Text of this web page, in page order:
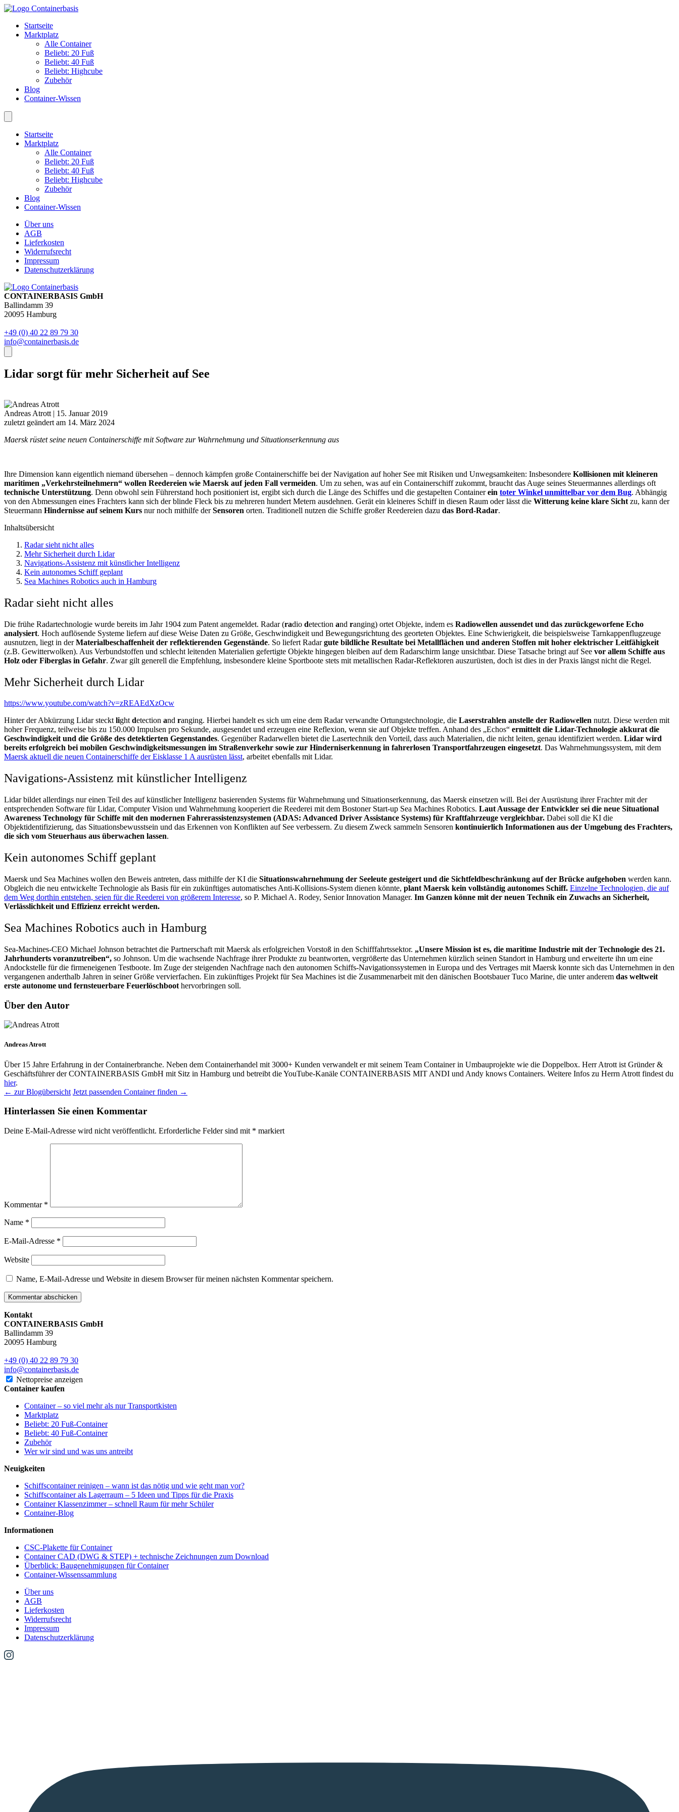
Startseite
Marktplatz
Alle Container
Beliebt: 20 Fuß
Beliebt: 40 Fuß
Beliebt: Highcube
Zubehör
Blog
Container-Wissen
Startseite
Marktplatz
Alle Container
Beliebt: 20 Fuß
Beliebt: 40 Fuß
Beliebt: Highcube
Zubehör
Blog
Container-Wissen
Über uns
AGB
Lieferkosten
Widerrufsrecht
Impressum
Datenschutzerklärung
CONTAINERBASIS GmbH
Ballindamm 39
20095 Hamburg
+49 (0) 40 22 89 79 30
info@containerbasis.de
Lidar sorgt für mehr Sicherheit auf See
Andreas Atrott | 15. Januar 2019
zuletzt geändert am 14. März 2024
Maersk rüstet seine neuen Containerschiffe mit Software zur Wahrnehmung und Situationserkennung aus
Ihre Dimension kann eigentlich niemand übersehen – dennoch kämpfen große Containerschiffe bei der Navigation auf hoher See mit Risiken und Unwegsamkeiten: Insbesondere Kollisionen mit kleineren
maritimen „Verkehrsteilnehmern“ wollen Reedereien wie Maersk auf jeden Fall vermeiden. Um zu sehen, was auf ein Containerschiff zukommt, braucht das Auge seines Steuermannes allerdings oft
technische Unterstützung. Denn obwohl sein Führerstand hoch positioniert ist, ergibt sich durch die Länge des Schiffes und die gestapelten Containerein toter Winkel unmittelbar vor dem Bug. Abhängig
von den Abmessungen eines Frachters kann sich der blinde Fleck bis zu mehreren hundert Metern ausdehnen. Gerät ein kleineres Schiff in diesen Raum oder lässt die Witterung keine klare Sicht zu, kann der
Steuermann Hindernisse auf seinem Kurs nur noch mithilfe derSensoren orten. Traditionell nutzen die Schiffe großer Reedereien dazu das Bord-Radar.
Inhaltsübersicht
Radar sieht nicht alles
Mehr Sicherheit durch Lidar
Navigations-Assistenz mit künstlicher Intelligenz
Kein autonomes Schiff geplant
Sea Machines Robotics auch in Hamburg
Radar sieht nicht alles
Die frühe Radartechnologie wurde bereits im Jahr 1904 zum Patent angemeldet. Radar (radio detection and ranging) ortet Objekte, indem es Radiowellen aussendet und das zurückgeworfene Echo
analysiert. Hoch auflösende Systeme liefern auf diese Weise Daten zu Größe, Geschwindigkeit und Bewegungsrichtung des georteten Objektes. Eine Schwierigkeit, die beispielsweise Tarnkappenflugzeuge
ausnutzen, liegt in derMaterialbeschaffenheit der reflektierenden Gegenstände. So liefert Radargute bildliche Resultate bei Metallflächen und anderen Stoffen mit hoher elektrischer Leitfähigkeit
(z.B. Gewitterwolken). Aus Verbundstoffen und schlecht leitenden Materialien gefertigte Objekte hingegen bleiben auf dem Radarschirm lange unsichtbar. Diese Tatsache bringt auf See vor allem Schiffe aus
Holz oder Fiberglas in Gefahr. Zwar gilt generell die Empfehlung, insbesondere kleine Sportboote stets mit metallischen Radar-Reflektoren auszurüsten, doch ist dies in der Praxis längst nicht die Regel.
Mehr Sicherheit durch Lidar
https://www.youtube.com/watch?v=zREAEdXzOcw
Hinter der Abkürzung Lidar stecktlightdetection and ranging. Hierbei handelt es sich um eine dem Radar verwandte Ortungstechnologie, die Laserstrahlen anstelle der Radiowellen nutzt. Diese werden mit
hoher Frequenz, teilweise bis zu 150.000 Impulsen pro Sekunde, ausgesendet und erzeugen eine Reflexion, wenn sie auf Objekte treffen. Anhand des „Echos“ ermittelt die Lidar-Technologie akkurat die
Geschwindigkeit und die Größe des detektierten Gegenstandes. Gegenüber Radarwellen bietet die Lasertechnik den Vorteil, dass auch Materialien, die nicht leiten, genau identifiziert werden. Lidar wird
bereits erfolgreich bei mobilen Geschwindigkeitsmessungen im Straßenverkehr sowie zur Hinderniserkennung in fahrerlosen Transportfahrzeugen eingesetzt. Das Wahrnehmungssystem, mit dem
Maersk aktuell die neuen Containerschiffe der Eisklasse 1 A ausrüsten lässt, arbeitet ebenfalls mit Lidar.
Navigations-Assistenz mit künstlicher Intelligenz
Lidar bildet allerdings nur einen Teil des auf künstlicher Intelligenz basierenden Systems für Wahrnehmung und Situationserkennung, das Maersk einsetzen will. Bei der Ausrüstung ihrer Frachter mit der
entsprechenden Software für Lidar, Computer Vision und Wahrnehmung kooperiert die Reederei mit dem Bostoner Start-up Sea Machines Robotics. Laut Aussage der Entwickler sei die neue Situational
Awareness Technology für Schiffe mit den modernen Fahrerassistenzsystemen (ADAS: Advanced Driver Assistance Systems) für Kraftfahrzeuge vergleichbar. Dabei soll die KI die
Objektidentifizierung, das Situationsbewusstsein und das Erkennen von Konflikten auf See verbessern. Zu diesem Zweck sammeln Sensoren kontinuierlich Informationen aus der Umgebung des Frachters,
die sich vom Steuerhaus aus überwachen lassen.
Kein autonomes Schiff geplant
Maersk und Sea Machines wollen den Beweis antreten, dass mithilfe der KI die Situationswahrnehmung der Seeleute gesteigert und die Sichtfeldbeschränkung auf der Brücke aufgehoben werden kann.
Obgleich die neu entwickelte Technologie als Basis für ein zukünftiges automatisches Anti-Kollisions-System dienen könnte, plant Maersk kein vollständig autonomes Schiff. Einzelne Technologien, die auf
dem Weg dorthin entstehen, seien für die Reederei von größerem Interesse, so P. Michael A. Rodey, Senior Innovation Manager. Im Ganzen könne mit der neuen Technik ein Zuwachs an Sicherheit,
Verlässlichkeit und Effizienz erreicht werden.
Sea Machines Robotics auch in Hamburg
Sea-Machines-CEO Michael Johnson betrachtet die Partnerschaft mit Maersk als erfolgreichen Vorstoß in den Schifffahrtssektor. „Unsere Mission ist es, die maritime Industrie mit der Technologie des 21.
Jahrhunderts voranzutreiben“, so Johnson. Um die wachsende Nachfrage ihrer Produkte zu beantworten, vergrößerte das Unternehmen kürzlich seinen Standort in Hamburg und erweiterte ihn um eine
Andockstelle für die firmeneigenen Testboote. Im Zuge der steigenden Nachfrage nach den autonomen Schiffs-Navigationssystemen in Europa und des Vertrages mit Maersk konnte sich das Unternehmen in den
vergangenen anderthalb Jahren in seiner Größe vervierfachen. Ein zukünftiges Projekt für Sea Machines ist die Zusammenarbeit mit den dänischen Bootsbauer Tuco Marine, die unter anderem das weltweit
erste autonome und fernsteuerbare Feuerlöschboot hervorbringen soll.
Über den Autor
Andreas Atrott
Über 15 Jahre Erfahrung in der Containerbranche. Neben dem Containerhandel mit 3000+ Kunden verwandelt er mit seinem Team Container in Umbauprojekte wie die Doppelbox. Herr Atrott ist Gründer &
Geschäftsführer der CONTAINERBASIS GmbH mit Sitz in Hamburg und betreibt die YouTube-Kanäle CONTAINERBASIS MIT ANDI und Andy knows Containers. Weitere Infos zu Herrn Atrott findest du
hier.
← zur Blogübersicht Jetzt passenden Container finden →
Hinterlassen Sie einen Kommentar
Deine E-Mail-Adresse wird nicht veröffentlicht. Erforderliche Felder sind mit * markiert
Kommentar *
Name *
E-Mail-Adresse *
Website
Name, E-Mail-Adresse und Website in diesem Browser für meinen nächsten Kommentar speichern.
Kontakt
CONTAINERBASIS GmbH
Ballindamm 39
20095 Hamburg
+49 (0) 40 22 89 79 30
info@containerbasis.de
Nettopreise anzeigen
Container kaufen
Container – so viel mehr als nur Transportkisten
Marktplatz
Beliebt: 20 Fuß-Container
Beliebt: 40 Fuß-Container
Zubehör
Wer wir sind und was uns antreibt
Neuigkeiten
Schiffscontainer reinigen – wann ist das nötig und wie geht man vor?
Schiffscontainer als Lagerraum – 5 Ideen und Tipps für die Praxis
Container Klassenzimmer – schnell Raum für mehr Schüler
Container-Blog
Informationen
CSC-Plakette für Container
Container CAD (DWG & STEP) + technische Zeichnungen zum Download
Überblick: Baugenehmigungen für Container
Container-Wissenssammlung
Über uns
AGB
Lieferkosten
Widerrufsrecht
Impressum
Datenschutzerklärung